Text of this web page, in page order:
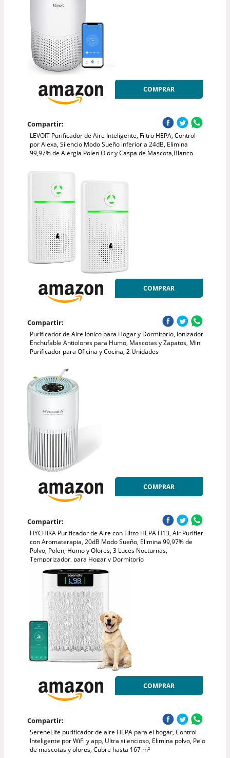
COMPRAR
Compartir:
LEVOIT Purificador de Aire Inteligente, Filtro HEPA, Control
por Alexa, Silencio Modo Sueño inferior a 24dB, Elimina
99,97% de Alergia Polen Olor y Caspa de Mascota,Blanco
COMPRAR
Compartir:
Purificador de Aire Iónico para Hogar y Dormitorio, Ionizador
Enchufable Antiolores para Humo, Mascotas y Zapatos, Mini
Purificador para Oficina y Cocina, 2 Unidades
COMPRAR
Compartir:
HYCHIKA Purificador de Aire con Filtro HEPA H13, Air Purifier
con Aromaterapia, 20dB Modo Sueño, Elimina 99,97% de
Polvo, Polen, Humo y Olores, 3 Luces Nocturnas,
Temporizador, para Hogar y Dormitorio
COMPRAR
Compartir:
SereneLife purificador de aire HEPA para el hogar, Control
Inteligente por WiFi y app, Ultra silencioso, Elimina polvo, Pelo
de mascotas y olores, Cubre hasta 167 m²